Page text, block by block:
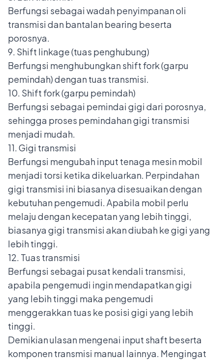
Berfungsi sebagai wadah penyimpanan oli
transmisi dan bantalan bearing beserta
porosnya.
9. Shift linkage (tuas penghubung)
Berfungsi menghubungkan shift fork (garpu
pemindah) dengan tuas transmisi.
10. Shift fork (garpu pemindah)
Berfungsi sebagai pemindai gigi dari porosnya,
sehingga proses pemindahan gigi transmisi
menjadi mudah.
11. Gigi transmisi
Berfungsi mengubah input tenaga mesin mobil
menjadi torsi ketika dikeluarkan. Perpindahan
gigi transmisi ini biasanya disesuaikan dengan
kebutuhan pengemudi. Apabila mobil perlu
melaju dengan kecepatan yang lebih tinggi,
biasanya gigi transmisi akan diubah ke gigi yang
lebih tinggi.
12. Tuas transmisi
Berfungsi sebagai pusat kendali transmisi,
apabila pengemudi ingin mendapatkan gigi
yang lebih tinggi maka pengemudi
menggerakkan tuas ke posisi gigi yang lebih
tinggi.
Demikian ulasan mengenai input shaft beserta
komponen transmisi manual lainnya. Mengingat